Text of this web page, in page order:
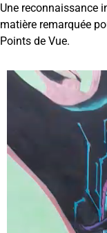
Une reconnaissance
matière remarquée
Points de Vue.